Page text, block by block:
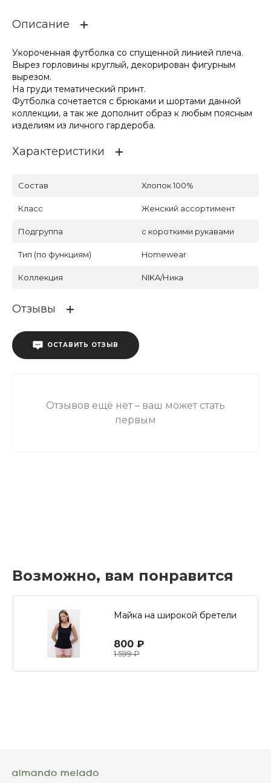
Описание
Укороченная футболка со спущенной линией плеча.
Вырез горловины круглый, декорирован фигурным
вырезом.
На груди тематический принт.
Футболка сочетается с брюками и шортами данной
коллекции, а так же дополнит образ к любым поясным
изделиям из личного гардероба.
Характеристики
Состав Хлопок 100%
Класс Женский ассортимент
Подгруппа с короткими рукавами
Тип (по функциям) Homewear
Коллекция NIKA/Ника
Отзывы
ОСТАВИТЬ ОТЗЫВ
Отзывов ещё нет – ваш может стать
первым
Возможно, вам понравится
Майка на широкой бретели
800 ₽
1 599 ₽